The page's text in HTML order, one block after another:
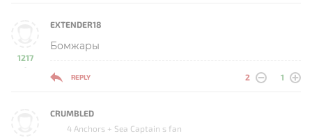
1217
-
EXTENDER18
Бомжары
REPLY 2 1
CRUMBLED
4 Anchors + Sea Captain s fan